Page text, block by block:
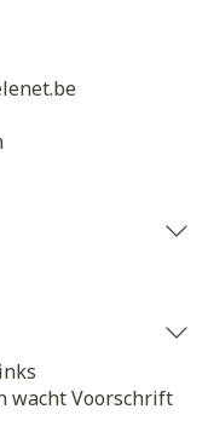
wachtVoorschrift